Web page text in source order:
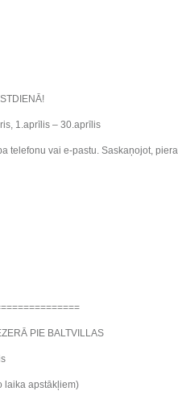
1.aprīlis – 30.aprīlis
telefonu vai e-pastu. Saskaņojot,
PIE BALTVILLAS
laika apstākļiem)